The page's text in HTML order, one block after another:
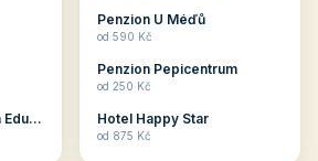
Restaurace a penzion Eduard
milovníky cykloturistiky
připraveny. Většinou mají
Penzion U Méďů
od 590 Kč
Penzion Pepicentrum
od 250 Kč
Hotel Happy Star
od 875 Kč
💼